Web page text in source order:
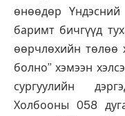
өнөөдөр Үндэсний
баримт бичгүүд
өөрчлөхийн төлөө
болно” хэмээн
сургуулийн
Холбооны 058